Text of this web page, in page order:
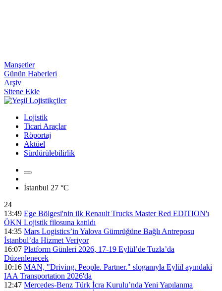
Manşetler
Günün Haberleri
Arşiv
Sitene Ekle
Lojistik
Ticari Araçlar
Röportaj
Aktüel
Sürdürülebilirlik
İstanbul 27 °C
24
13:49 Ege Bölgesi'nin ilk Renault Trucks Master Red EDITION'ı
ÖKN Lojistik filosuna katıldı
14:35 Mars Logistics’in Yalova Gümrüğüne Bağlı Antreposu
İstanbul’da Hizmet Veriyor
16:07 Platform Günleri 2026, 17-19 Eylül’de Tuzla’da
Düzenlenecek
10:16 MAN, "Driving. People. Partner." sloganıyla Eylül ayındaki
IAA Transportation 2026'da
12:47 Mercedes-Benz Türk İcra Kurulu’nda Yeni Yapılanma